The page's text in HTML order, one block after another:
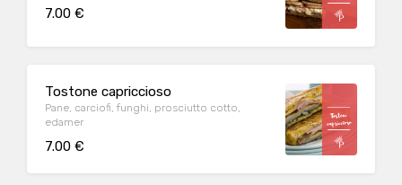
7.00 €
Tostone capriccioso
Pane, carciofi, funghi, prosciutto cotto,
edamer
7.00 €